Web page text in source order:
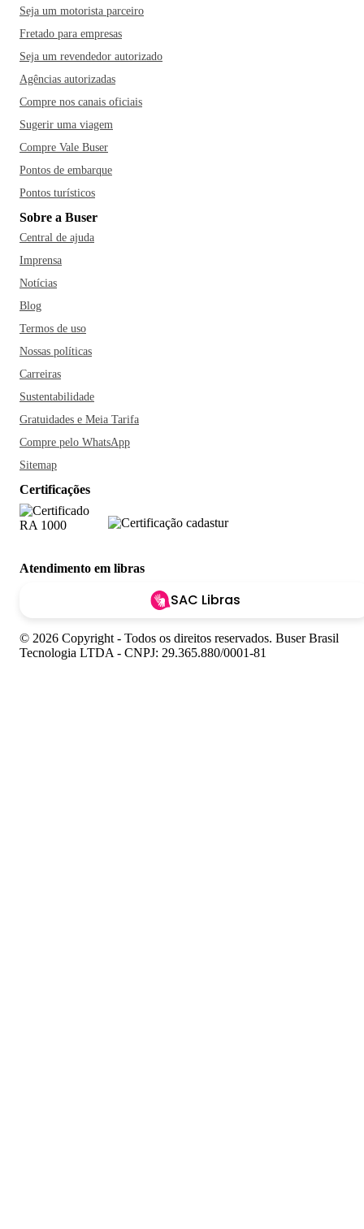
Seja um motorista parceiro
Fretado para empresas
Seja um revendedor autorizado
Agências autorizadas
Compre nos canais oficiais
Sugerir uma viagem
Compre Vale Buser
Pontos de embarque
Pontos turísticos
Sobre a Buser
Central de ajuda
Imprensa
Notícias
Blog
Termos de uso
Nossas políticas
Carreiras
Sustentabilidade
Gratuidades e Meia Tarifa
Compre pelo WhatsApp
Sitemap
Certificações
Atendimento em libras
SAC Libras
© 2026 Copyright - Todos os direitos reservados. Buser Brasil
Tecnologia LTDA - CNPJ: 29.365.880/0001-81